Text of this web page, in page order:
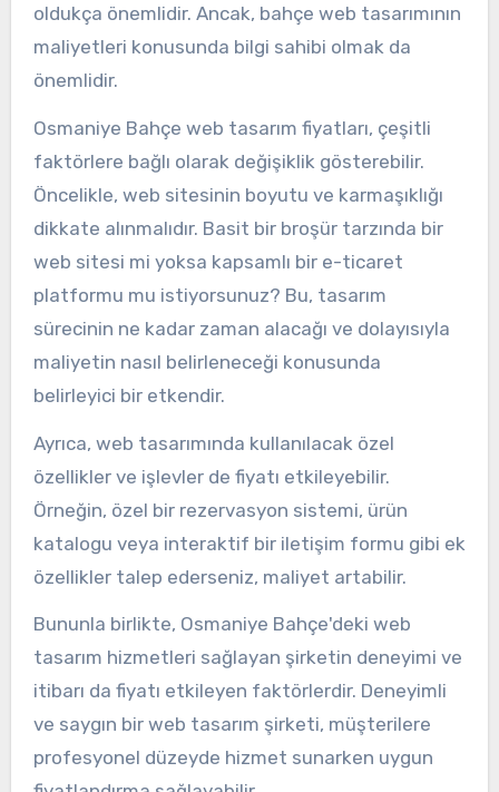
oldukça önemlidir. Ancak, bahçe web tasarımının
maliyetleri konusunda bilgi sahibi olmak da
önemlidir.
Osmaniye Bahçe web tasarım fiyatları, çeşitli
faktörlere bağlı olarak değişiklik gösterebilir.
Öncelikle, web sitesinin boyutu ve karmaşıklığı
dikkate alınmalıdır. Basit bir broşür tarzında bir
web sitesi mi yoksa kapsamlı bir e-ticaret
platformu mu istiyorsunuz? Bu, tasarım
sürecinin ne kadar zaman alacağı ve dolayısıyla
maliyetin nasıl belirleneceği konusunda
belirleyici bir etkendir.
Ayrıca, web tasarımında kullanılacak özel
özellikler ve işlevler de fiyatı etkileyebilir.
Örneğin, özel bir rezervasyon sistemi, ürün
katalogu veya interaktif bir iletişim formu gibi ek
özellikler talep ederseniz, maliyet artabilir.
Bununla birlikte, Osmaniye Bahçe'deki web
tasarım hizmetleri sağlayan şirketin deneyimi ve
itibarı da fiyatı etkileyen faktörlerdir. Deneyimli
ve saygın bir web tasarım şirketi, müşterilere
profesyonel düzeyde hizmet sunarken uygun